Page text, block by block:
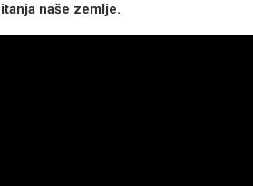
naše zemlje.